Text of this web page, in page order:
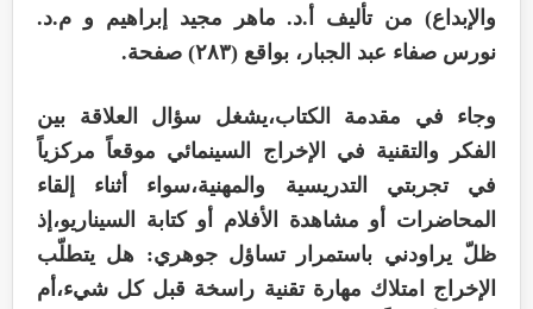
والإبداع) من تأليف أ.د. ماهر مجيد إبراهيم و م.د.
نورس صفاء عبد الجبار، بواقع (٢٨٣) صفحة.
وجاء في مقدمة الكتاب،يشغل سؤال العلاقة بين
الفكر والتقنية في الإخراج السينمائي موقعاً مركزياً
في تجربتي التدريسية والمهنية،سواء أثناء إلقاء
المحاضرات أو مشاهدة الأفلام أو كتابة السيناريو،إذ
ظلّ يراودني باستمرار تساؤل جوهري: هل يتطلّب
الإخراج امتلاك مهارة تقنية راسخة قبل كل شيء،أم